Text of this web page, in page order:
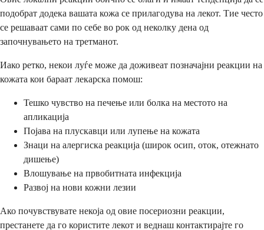
подобрат додека вашата кожа се прилагодува на лекот. Тие често
се решаваат сами по себе во рок од неколку дена од
започнувањето на третманот.
Иако ретко, некои луѓе може да доживеат позначајни реакции на
кожата кои бараат лекарска помош:
Тешко чувство на печење или болка на местото на
апликација
Појава на плускавци или лупење на кожата
Знаци на алергиска реакција (широк осип, оток, отежнато
дишење)
Влошување на првобитната инфекција
Развој на нови кожни лезии
Ако почувствувате некоја од овие посериозни реакции,
престанете да го користите лекот и веднаш контактирајте го